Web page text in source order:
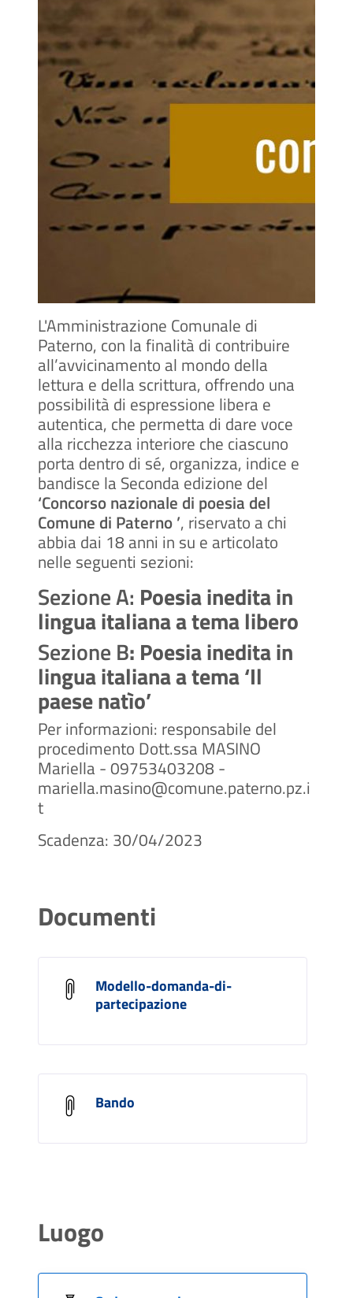
L'Amministrazione Comunale di
Paterno, con la finalità di contribuire
all’avvicinamento al mondo della
lettura e della scrittura, offrendo una
possibilità di espressione libera e
autentica, che permetta di dare voce
alla ricchezza interiore che ciascuno
porta dentro di sé, organizza, indice e
bandisce la Seconda edizione del
‘Concorso nazionale di poesia del
Comune di Paterno ’, riservato a chi
abbia dai 18 anni in su e articolato
nelle seguenti sezioni:
Sezione A: Poesia inedita in
lingua italiana a tema libero
Sezione B: Poesia inedita in
lingua italiana a tema ‘Il
paese natìo’
Per informazioni: responsabile del
procedimento Dott.ssa MASINO
Mariella - 09753403208 -
mariella.masino@comune.paterno.pz.i
t
Scadenza: 30/04/2023
Documenti
Modello-domanda-di-
partecipazione
Bando
Luogo